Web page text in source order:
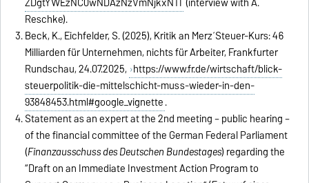
Reschke).
Beck, K., Eichfelder, S. (2025), Kritik an Merz´Steuer-Kurs: 46
Milliarden für Unternehmen, nichts für Arbeiter, Frankfurter
Rundschau, 24.07.2025, https://www.fr.de/wirtschaft/blick-
steuerpolitik-die-mittelschicht-muss-wieder-in-den-
93848453.html#google_vignette.
Statement as an expert at the 2nd meeting – public hearing –
of the financial committee of the German Federal Parliament
(Finanzausschussdes Deutschen Bundestages) regarding the
“Draft on an Immediate Investment Action Program to